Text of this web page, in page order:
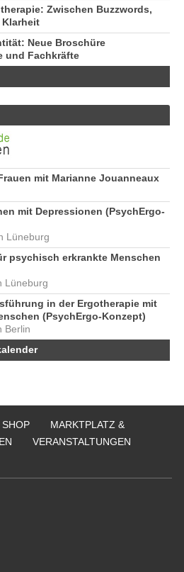
Zwischen Buzzwords,
Klarheit
Neue Broschüre
und Fachkräfte
mit Marianne Jouanneaux
mit Depressionen (PsychErgo-
Lüneburg
psychisch erkrankte Menschen
Lüneburg
in der Ergotherapie mit
(PsychErgo-Konzept)
Berlin
SHOP
MARKTPLATZ &
VERANSTALTUNGEN